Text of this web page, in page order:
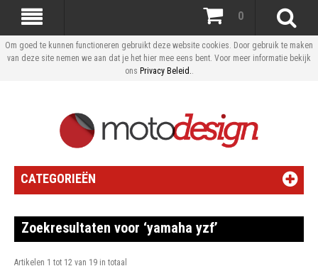
Om goed te kunnen functioneren gebruikt deze website cookies. Door gebruik te maken
van deze site nemen we aan dat je het hier mee eens bent. Voor meer informatie bekijk
ons Privacy Beleid..
0
CATEGORIEËN
Zoekresultaten voor ‘yamaha yzf’
Artikelen 1 tot 12 van 19 in totaal